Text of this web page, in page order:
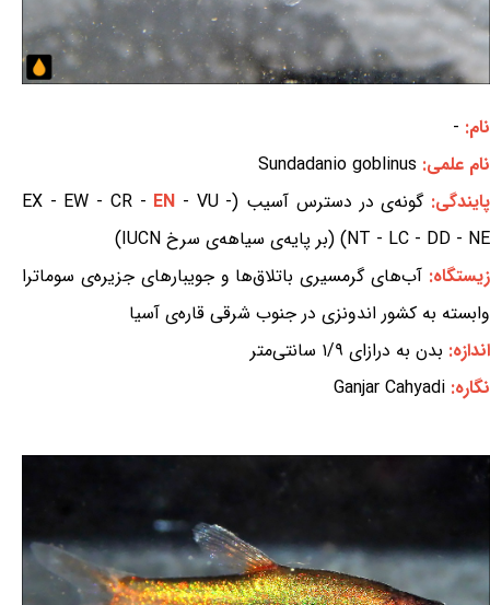
نام: -
نام علمی: Sundadanio goblinus
پایندگی:گونه‌ی در دسترس آسیب (EX - EW - CR - EN - VU -
NT - LC - DD - NE) (بر پایه‌ی سیاهه‌ی سرخ IUCN)
زیستگاه: آب‌های گرمسیری باتلاق‌ها و جویبارهای جزیره‌ی سوماترا
وابسته به کشور اندونزی در جنوب شرقی قاره‌ی آسیا
اندازه: بدن به درازای ۱/۹ سانتی‌متر
نگاره: Ganjar Cahyadi